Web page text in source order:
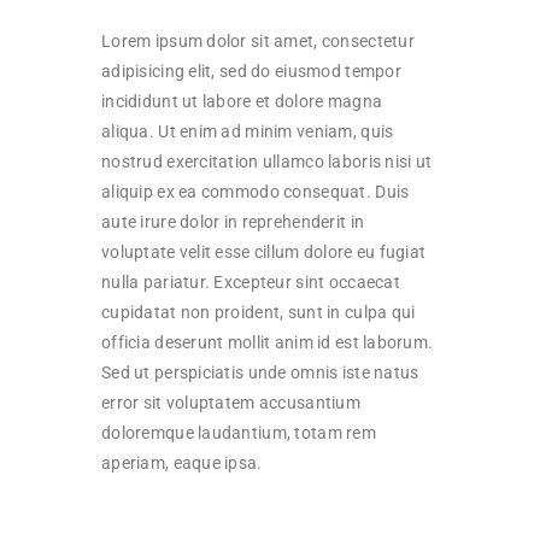
Lorem ipsum dolor sit amet, consectetur
adipisicing elit, sed do eiusmod tempor
incididunt ut labore et dolore magna
aliqua. Ut enim ad minim veniam, quis
nostrud exercitation ullamco laboris nisi ut
aliquip ex ea commodo consequat. Duis
aute irure dolor in reprehenderit in
voluptate velit esse cillum dolore eu fugiat
nulla pariatur. Excepteur sint occaecat
cupidatat non proident, sunt in culpa qui
officia deserunt mollit anim id est laborum.
Sed ut perspiciatis unde omnis iste natus
error sit voluptatem accusantium
doloremque laudantium, totam rem
aperiam, eaque ipsa.